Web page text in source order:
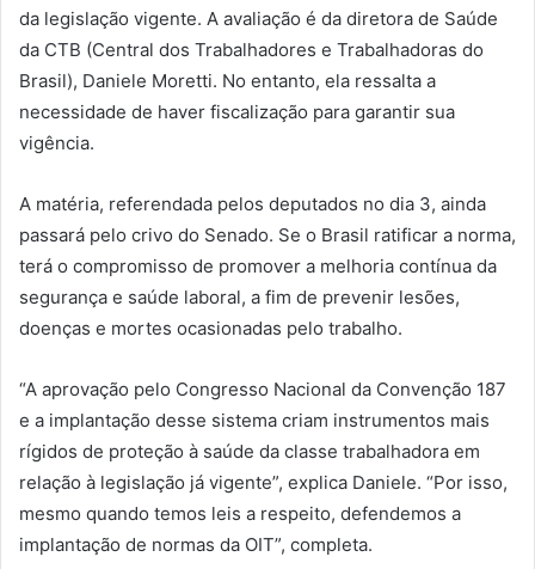
da legislação vigente. A avaliação é da diretora de Saúde
da CTB (Central dos Trabalhadores e Trabalhadoras do
Brasil), Daniele Moretti. No entanto, ela ressalta a
necessidade de haver fiscalização para garantir sua
vigência.
A matéria, referendada pelos deputados no dia 3, ainda
passará pelo crivo do Senado. Se o Brasil ratificar a norma,
terá o compromisso de promover a melhoria contínua da
segurança e saúde laboral, a fim de prevenir lesões,
doenças e mortes ocasionadas pelo trabalho.
“A aprovação pelo Congresso Nacional da Convenção 187
e a implantação desse sistema criam instrumentos mais
rígidos de proteção à saúde da classe trabalhadora em
relação à legislação já vigente”, explica Daniele. “Por isso,
mesmo quando temos leis a respeito, defendemos a
implantação de normas da OIT”, completa.